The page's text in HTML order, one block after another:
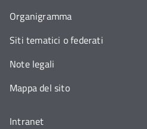
Organigramma
Siti tematici o federati
Note legali
Mappa del sito
Intranet